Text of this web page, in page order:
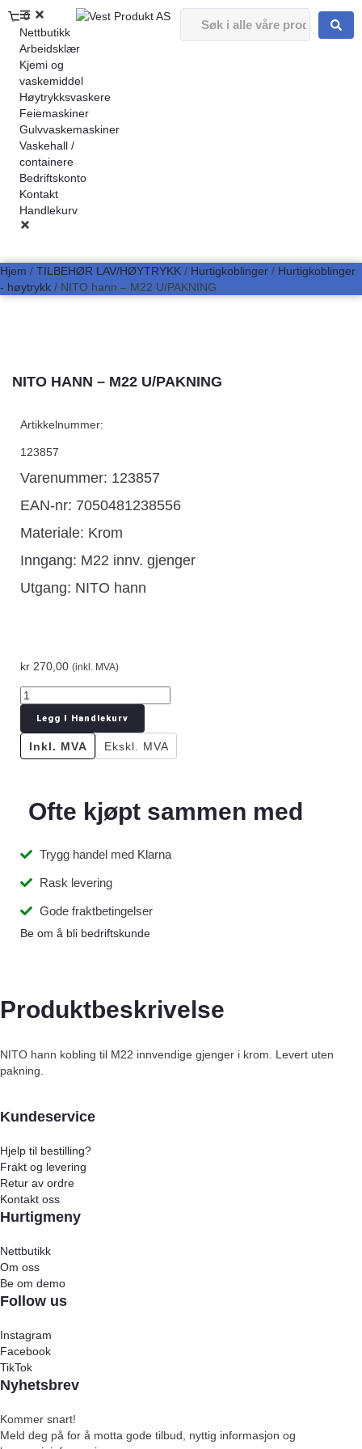
0
Nettbutikk
Arbeidsklær
Kjemi og
vaskemiddel
Høytrykksvaskere
Feiemaskiner
Gulvvaskemaskiner
Vaskehall /
containere
Bedriftskonto
Kontakt
Handlekurv
Hjem / TILBEHØR LAV/HØYTRYKK / Hurtigkoblinger / Hurtigkoblinger
- høytrykk / NITO hann – M22 U/PAKNING
NITO HANN – M22 U/PAKNING
Artikkelnummer:
123857
Varenummer: 123857
EAN-nr: 7050481238556
Materiale: Krom
Inngang: M22 innv. gjenger
Utgang: NITO hann
kr 270,00 (inkl. MVA)
Legg I Handlekurv
Inkl. MVA Ekskl. MVA
Ofte kjøpt sammen med
Trygg handel med Klarna
Rask levering
Gode fraktbetingelser
Be om å bli bedriftskunde
Produktbeskrivelse
NITO hann kobling til M22 innvendige gjenger i krom. Levert uten
pakning.
Kundeservice
Hjelp til bestilling?
Frakt og levering
Retur av ordre
Kontakt oss
Hurtigmeny
Nettbutikk
Om oss
Be om demo
Follow us
Instagram
Facebook
TikTok
Nyhetsbrev
Kommer snart!
Meld deg på for å motta gode tilbud, nyttig informasjon og